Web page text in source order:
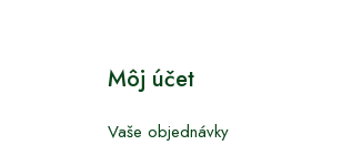
Môj účet
Vaše objednávky